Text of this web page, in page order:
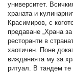
университет.
храната и
Красимиров, с
предаване „Храна
ресторанти в
хаотичен. Поне
вижданията му за
ритуал. В тандем те